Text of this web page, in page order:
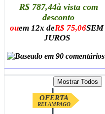
R$ 787,44à vista com
desconto
ouem 12x deR$ 75,06SEM
JUROS
OFERTA
RELAMPAGO